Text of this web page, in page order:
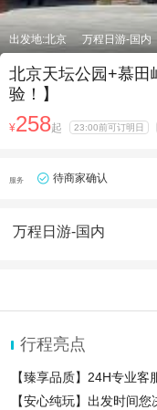
出发地:北京 万程日游-国内
北京天坛公园+慕田
验！】
¥258起 23:00前可订明日
服务 待商家确认
万程日游-国内
行程亮点
【臻享品质】24H专业
【安心纯玩】出发时间